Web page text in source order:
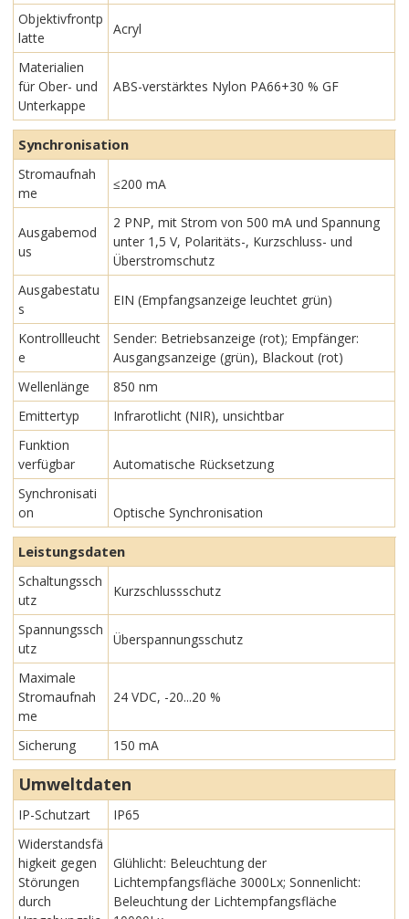
Objektivfrontp
latte
Acryl
Materialien
für Ober- und
Unterkappe
ABS-verstärktes Nylon PA66+30 % GF
Synchronisation
Stromaufnah
me
≤200 mA
Ausgabemod
us
2 PNP, mit Strom von 500 mA und Spannung
unter 1,5 V, Polaritäts-, Kurzschluss- und
Überstromschutz
Ausgabestatu
s
EIN (Empfangsanzeige leuchtet grün)
Kontrollleucht
e
Sender: Betriebsanzeige (rot); Empfänger:
Ausgangsanzeige (grün), Blackout (rot)
Wellenlänge
850 nm
Emittertyp
Infrarotlicht (NIR), unsichtbar
Funktion
verfügbar
Automatische Rücksetzung
Synchronisati
on
Optische Synchronisation
Leistungsdaten
Schaltungssch
utz
Kurzschlussschutz
Spannungssch
utz
Überspannungsschutz
Maximale
Stromaufnah
me
24 VDC, -20...20 %
Sicherung 150 mA
Umweltdaten
IP-Schutzart
IP65
Widerstandsfä
higkeit gegen
Störungen
durch
Glühlicht: Beleuchtung der
Lichtempfangsfläche 3000Lx; Sonnenlicht:
Beleuchtung der Lichtempfangsfläche